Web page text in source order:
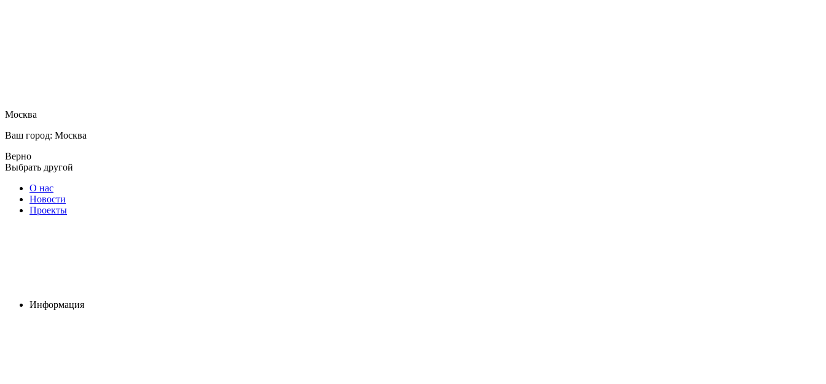
Москва
Ваш город: Москва
Верно
Выбрать другой
О нас
Новости
Проекты
Информация